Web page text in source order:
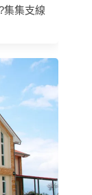
集集支線